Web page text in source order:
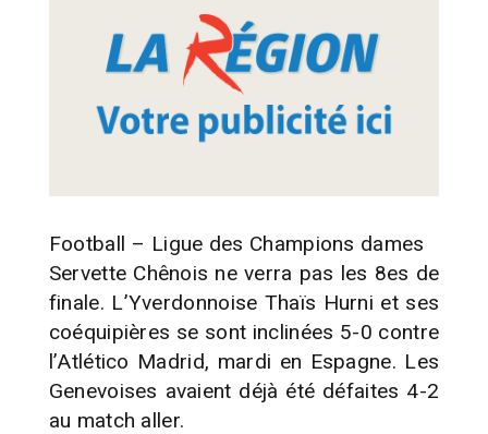
Football – Ligue des Champions dames
Servette Chênois ne verra pas les 8es de
finale. L’Yverdonnoise Thaïs Hurni et ses
coéquipières se sont inclinées 5-0 contre
l’Atlético Madrid, mardi en Espagne. Les
Genevoises avaient déjà été défaites 4-2
au match aller.